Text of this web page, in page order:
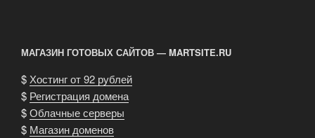
МАГАЗИН ГОТОВЫХ САЙТОВ — MARTSITE.RU
$Хостинг от 92 рублей
$ Регистрация домена
$Облачные серверы
$ Магазин доменов